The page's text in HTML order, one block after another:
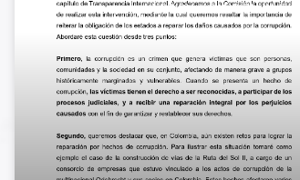
JUSTICIA Y SANCIÓN (NUEVA)